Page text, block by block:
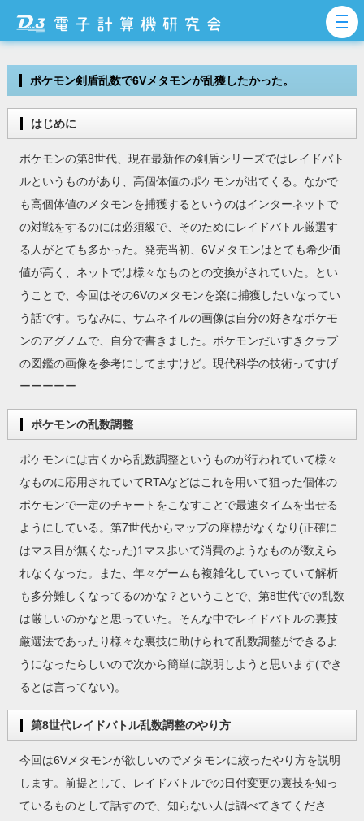
ポケモン剣盾乱数で6Vメタモンが乱獲したかった。
はじめに
ポケモンの第8世代、現在最新作の剣盾シリーズではレイドバト
ルというものがあり、高個体値のポケモンが出てくる。なかで
も高個体値のメタモンを捕獲するというのはインターネットで
の対戦をするのには必須級で、そのためにレイドバトル厳選す
る人がとても多かった。発売当初、6Vメタモンはとても希少価
値が高く、ネットでは様々なものとの交換がされていた。とい
うことで、今回はその6Vのメタモンを楽に捕獲したいなってい
う話です。ちなみに、サムネイルの画像は自分の好きなポケモ
ンのアグノムで、自分で書きました。ポケモンだいすきクラブ
の図鑑の画像を参考にしてますけど。現代科学の技術ってすげ
ーーーーー
ポケモンの乱数調整
ポケモンには古くから乱数調整というものが行われていて様々
なものに応用されていてRTAなどはこれを用いて狙った個体の
ポケモンで一定のチャートをこなすことで最速タイムを出せる
ようにしている。第7世代からマップの座標がなくなり(正確に
はマス目が無くなった)1マス歩いて消費のようなものが数えら
れなくなった。また、年々ゲームも複雑化していっていて解析
も多分難しくなってるのかな？ということで、第8世代での乱数
は厳しいのかなと思っていた。そんな中でレイドバトルの裏技
厳選法であったり様々な裏技に助けられて乱数調整ができるよ
うになったらしいので次から簡単に説明しようと思います(でき
るとは言ってない)。
第8世代レイドバトル乱数調整のやり方
今回は6Vメタモンが欲しいのでメタモンに絞ったやり方を説明
します。前提として、レイドバトルでの日付変更の裏技を知っ
ているものとして話すので、知らない人は調べてきてくださ